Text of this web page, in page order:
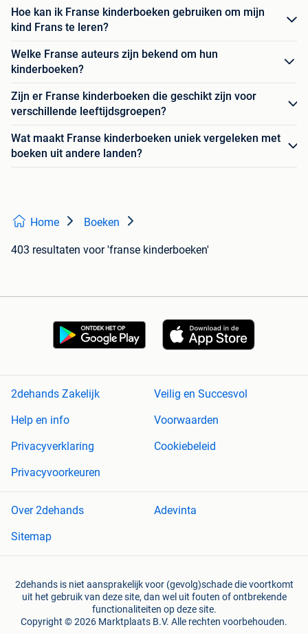
Hoe kan ik Franse kinderboeken gebruiken om mijn
kind Frans te leren?
Welke Franse auteurs zijn bekend om hun
kinderboeken?
Zijn er Franse kinderboeken die geschikt zijn voor
verschillende leeftijdsgroepen?
Wat maakt Franse kinderboeken uniek vergeleken met
boeken uit andere landen?
Home Boeken
403 resultaten voor 'franse kinderboeken'
2dehands Zakelijk
Veilig en Succesvol
Help en info
Voorwaarden
Privacyverklaring
Cookiebeleid
Privacyvoorkeuren
Over 2dehands
Adevinta
Sitemap
2dehands is niet aansprakelijk voor (gevolg)schade die voortkomt
uit het gebruik van deze site, dan wel uit fouten of ontbrekende
functionaliteiten op deze site.
Copyright © 2026 Marktplaats B.V. Alle rechten voorbehouden.